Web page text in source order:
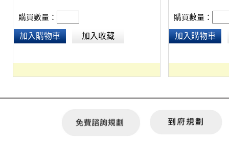
購買數量：
加入購物車 加入收藏
購買數量：
加入購物車